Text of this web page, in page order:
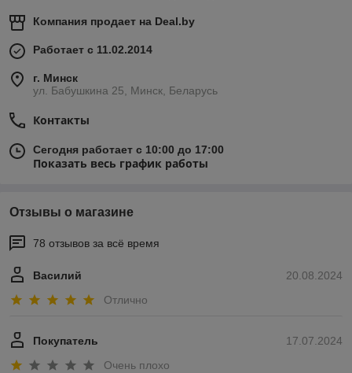
Компания продает на Deal.by
Работает с 11.02.2014
г. Минск
ул. Бабушкина 25, Минск, Беларусь
Контакты
Сегодня работает с 10:00 до 17:00
Показать весь график работы
Отзывы о магазине
78 отзывов за всё время
20.08.2024
Василий
Отлично
17.07.2024
Покупатель
Очень плохо